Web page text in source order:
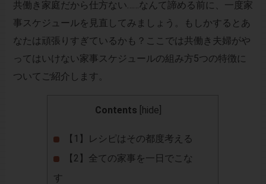
共働き家庭だから仕方ない……なんて諦める前に、一度家
事スケジュールを見直してみましょう。もしかするとあ
なたは頑張りすぎているかも？ここでは共働き夫婦がや
ってはいけない家事スケジュールの組み方5つの特徴に
ついてご紹介します。
Contents hide
【1】レシピはその都度考える
【2】全ての家事を一日でこな
す